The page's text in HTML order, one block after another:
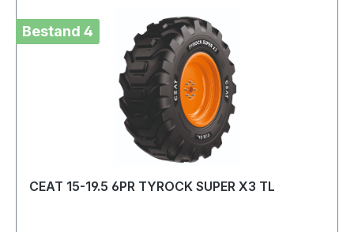
Bestand 4
CEAT 15-19.5 6PR TYROCK SUPER X3 TL